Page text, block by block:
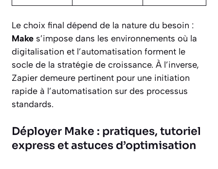
Le choix final dépend de la nature du besoin :
Make s’impose dans les environnements où la
digitalisation et l’automatisation forment le
socle de la stratégie de croissance. À l’inverse,
Zapier demeure pertinent pour une initiation
rapide à l’automatisation sur des processus
standards.
Déployer Make : pratiques, tutoriel
express et astuces d’optimisation